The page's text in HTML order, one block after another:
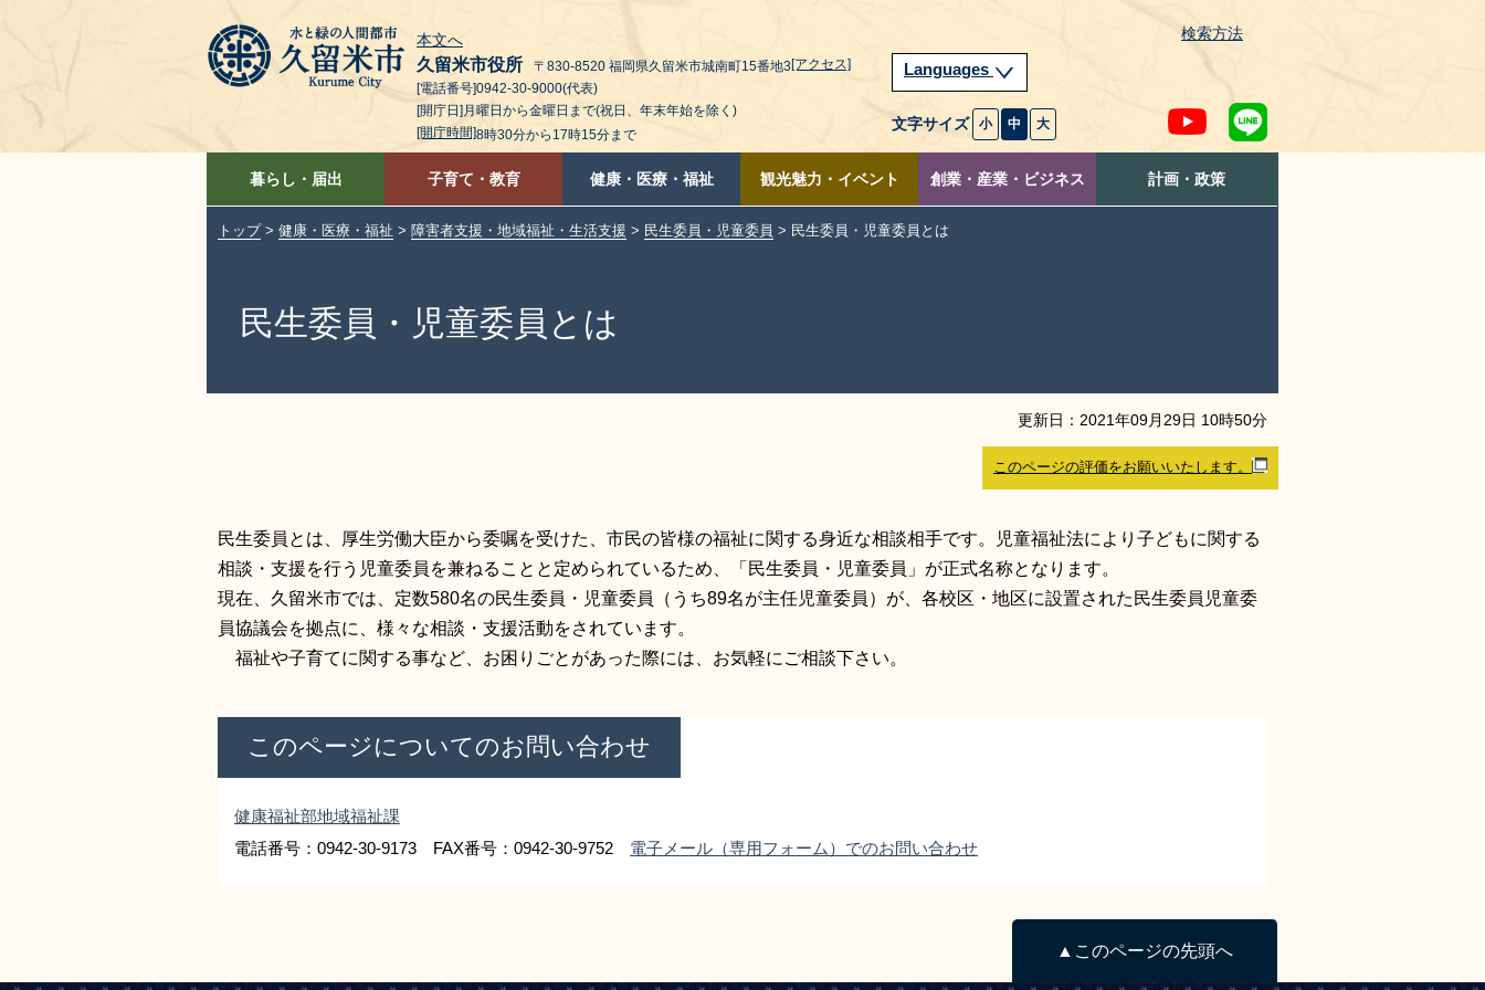
本文へ 検索方法
久留米市役所 〒830-8520 福岡県久留米市城南町15番地3[アクセス]
[電話番号]0942-30-9000(代表)
[開庁日]月曜日から金曜日まで(祝日、年末年始を除く)
[開庁時間]8時30分から17時15分まで
Languages
文字サイズ 小 中 大
暮らし・届出 子育て・教育 健康・医療・福祉 観光魅力・イベント 創業・産業・ビジネス 計画・政策
トップ> 健康・医療・福祉 > 障害者支援・地域福祉・生活支援 > 民生委員・児童委員 > 民生委員・児童委員とは
民生委員・児童委員とは
更新日： 2021年09月 29日 10時50分
このページの評価をお願いいたします。
民生委員とは、厚生労働大臣から委嘱を受けた、市民の皆様の福祉に関する身近な相談相手です。児童福祉法により子どもに関する
相談・支援を行う児童委員を兼ねることと定められているため、「民生委員・児童委員」が正式名称となります。
現在、久留米市では、定数580名の民生委員・児童委員（うち89名が主任児童委員）が、各校区・地区に設置された民生委員児童委
員協議会を拠点に、様々な相談・支援活動をされています。
福祉や子育てに関する事など、お困りごとがあった際には、お気軽にご相談下さい。
このページについてのお問い合わせ
健康福祉部地域福祉課
電話番号：0942-30-9173 FAX番号：0942-30-9752 電子メール（専用フォーム）でのお問い合わせ
▲このページの先頭へ